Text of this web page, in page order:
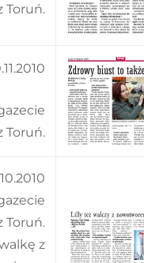
Toruń.
Toruń.
Toruń.
z